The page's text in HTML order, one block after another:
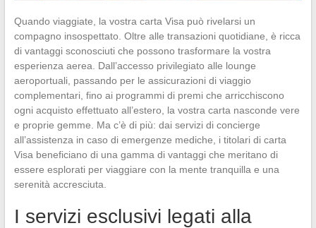
Quando viaggiate, la vostra carta Visa può rivelarsi un
compagno insospettato. Oltre alle transazioni quotidiane, è ricca
di vantaggi sconosciuti che possono trasformare la vostra
esperienza aerea. Dall’accesso privilegiato alle lounge
aeroportuali, passando per le assicurazioni di viaggio
complementari, fino ai programmi di premi che arricchiscono
ogni acquisto effettuato all’estero, la vostra carta nasconde vere
e proprie gemme. Ma c’è di più: dai servizi di concierge
all’assistenza in caso di emergenze mediche, i titolari di carta
Visa beneficiano di una gamma di vantaggi che meritano di
essere esplorati per viaggiare con la mente tranquilla e una
serenità accresciuta.
I servizi esclusivi legati alla